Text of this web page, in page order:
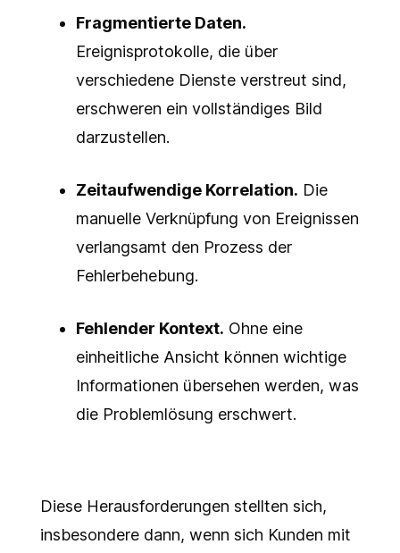
Fragmentierte Daten.
Ereignisprotokolle, die über
verschiedene Dienste verstreut sind,
erschweren ein vollständiges Bild
darzustellen.
Zeitaufwendige Korrelation. Die
manuelle Verknüpfung von Ereignissen
verlangsamt den Prozess der
Fehlerbehebung.
Fehlender Kontext. Ohne eine
einheitliche Ansicht können wichtige
Informationen übersehen werden, was
die Problemlösung erschwert.
Diese Herausforderungen stellten sich,
insbesondere dann, wenn sich Kunden mit